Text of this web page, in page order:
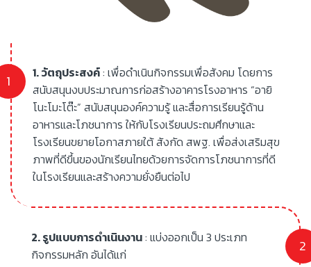
1. วัตถุประสงค์: เพื่อดำเนินกิจกรรมเพื่อสังคม โดยการ
สนับสนุนงบประมาณการก่อสร้างอาคารโรงอาหาร “อายิ
โนะโมะโต๊ะ” สนับสนุนองค์ความรู้ และสื่อการเรียนรู้ด้าน
อาหารและโภชนาการ ให้กับโรงเรียนประถมศึกษาและ
โรงเรียนขยายโอกาสภายใต้ สังกัด สพฐ. เพื่อส่งเสริมสุข
ภาพที่ดีขึ้นของนักเรียนไทยด้วยการจัดการโภชนาการที่ดี
ในโรงเรียนและสร้างความยั่งยืนต่อไป
2. รูปแบบการดำเนินงาน: แบ่งออกเป็น 3 ประเภท
กิจกรรมหลัก อันได้แก่